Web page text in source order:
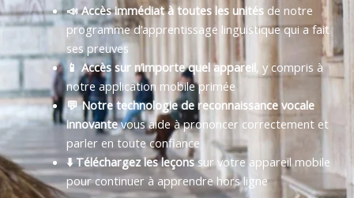
📣 Accès immédiat à toutes les unitésde notre
programme d’apprentissage linguistique qui a fait
ses preuves
📱 Accès sur n’importe quel appareil, y compris à
notre application mobile primée
💬 Notre technologie de reconnaissance vocale
innovantevous aide à prononcer correctement et
parler en toute confiance
⬇️ Téléchargez les leçonssur votre appareil mobile
pour continuer à apprendre hors ligne